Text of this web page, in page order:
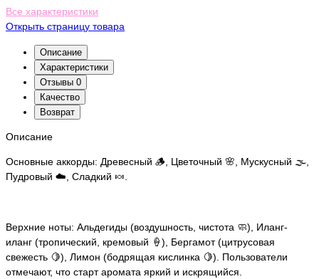
Все характеристики
Открыть страницу товара
Описание
Характеристики
Отзывы 0
Качество
Возврат
Описание
Основные аккорды: Древесный 🪵, Цветочный 🌸, Мускусный 🌫️,
Пудровый ☁️, Сладкий 🍬.
Верхние ноты: Альдегиды (воздушность, чистота 🧼), Иланг-
иланг (тропический, кремовый 🍦), Бергамот (цитрусовая
свежесть 🍋), Лимон (бодрящая кислинка 🍋). Пользователи
отмечают, что старт аромата яркий и искрящийся.